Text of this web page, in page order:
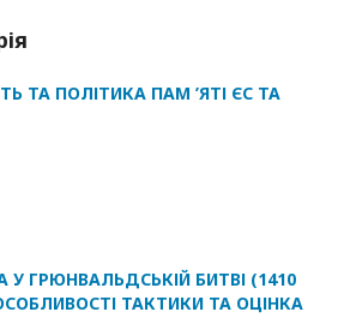
ТА ПОЛІТИКА ПАМ ’ЯТІ ЄС ТА
У ГРЮНВАЛЬДСЬКІЙ БИТВІ (1410
ТАКТИКИ ТА ОЦІНКА